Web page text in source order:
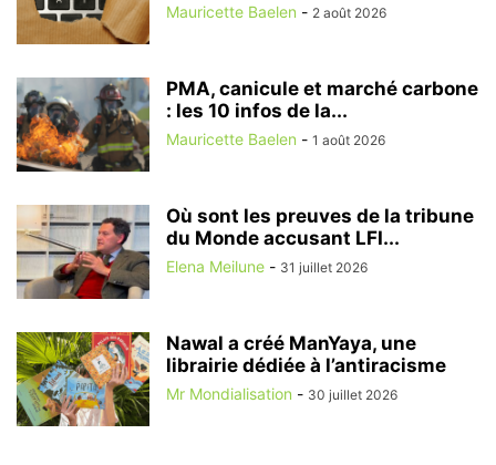
Mauricette Baelen - 2 août 2026
PMA, canicule et marché carbone
: les 10 infos de la...
Mauricette Baelen - 1 août 2026
Où sont les preuves de la tribune
du Monde accusant LFI...
Elena Meilune - 31 juillet 2026
Nawal a créé ManYaya, une
librairie dédiée à l’antiracisme
Mr Mondialisation - 30 juillet 2026